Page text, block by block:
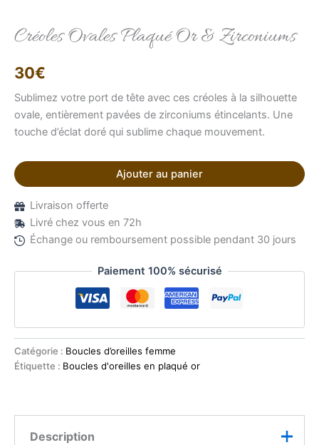
Créoles Ovales Plaqué Or & Zirconiums
30€
Sublimez votre port de tête avec ces créoles à la silhouette
ovale, entièrement pavées de zirconiums étincelants. Une
touche d’éclat doré qui sublime chaque mouvement.
Ajouter au panier
Livraison offerte
Livré chez vous en 72h
Échange ou remboursement possible pendant 30 jours
Paiement 100% sécurisé
Catégorie : Boucles d’oreilles femme
Étiquette : Boucles d'oreilles en plaqué or
Description
Comment puis-je vous aider ?